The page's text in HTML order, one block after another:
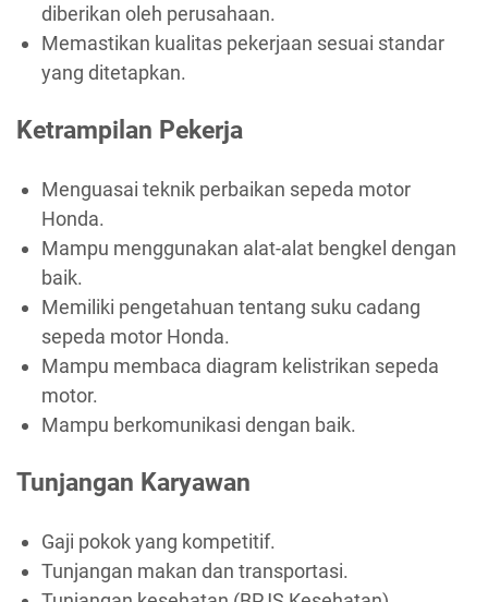
diberikan oleh perusahaan.
Memastikan kualitas pekerjaan sesuai standar
yang ditetapkan.
Ketrampilan Pekerja
Menguasai teknik perbaikan sepeda motor
Honda.
Mampu menggunakan alat-alat bengkel dengan
baik.
Memiliki pengetahuan tentang suku cadang
sepeda motor Honda.
Mampu membaca diagram kelistrikan sepeda
motor.
Mampu berkomunikasi dengan baik.
Tunjangan Karyawan
Gaji pokok yang kompetitif.
Tunjangan makan dan transportasi.